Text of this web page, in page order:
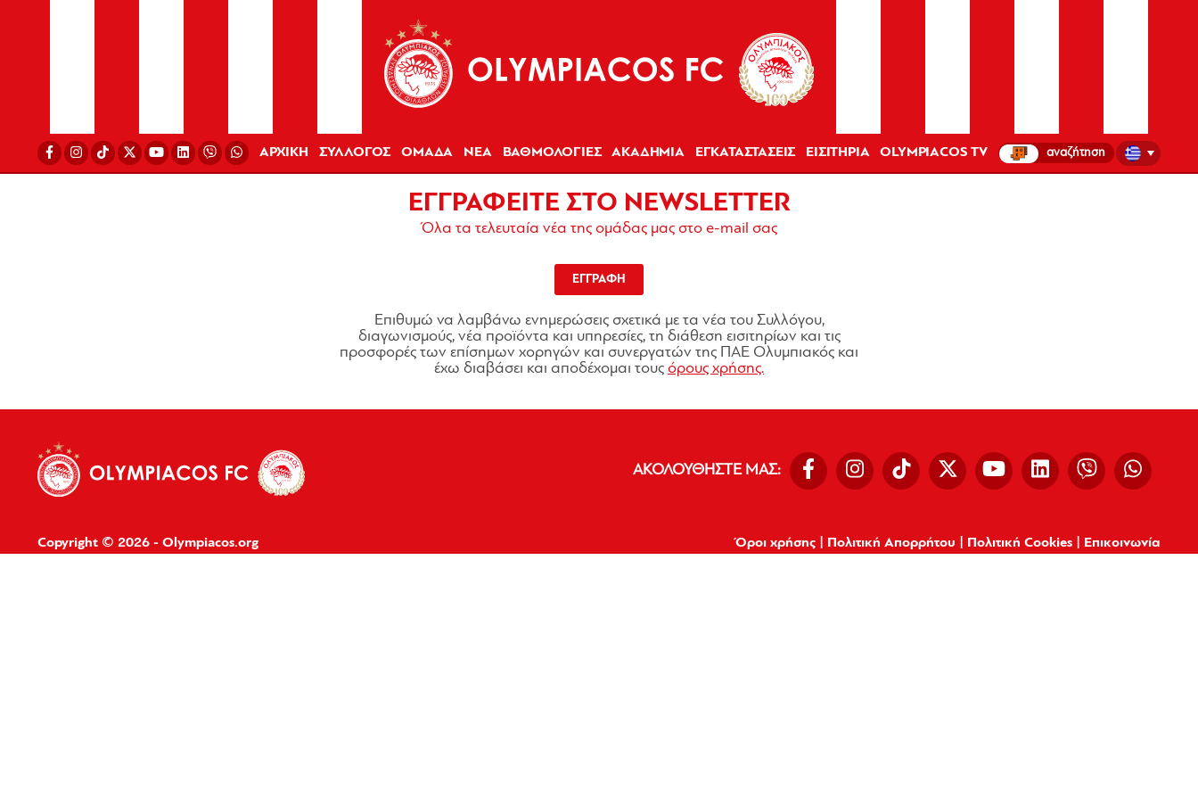
ΑΡΧΙΚΗ ΣΥΛΛΟΓΟΣ ΟΜΑΔΑ ΝΕΑ ΒΑΘΜΟΛΟΓΙΕΣ ΑΚΑΔΗΜΙΑ ΕΓΚΑΤΑΣΤΑΣΕΙΣ ΕΙΣΙΤΗΡΙΑ OLYMPIACOS TV
ΕΓΓΡΑΦΕΙΤΕ ΣΤΟ NEWSLETTER
Όλα τα τελευταία νέα της ομάδας μας στο e-mail σας
ΕΓΓΡΑΦΗ
Επιθυμώ να λαμβάνω ενημερώσεις σχετικά με τα νέα του Συλλόγου,
διαγωνισμούς, νέα προϊόντα και υπηρεσίες, τη διάθεση εισιτηρίων και τις
προσφορές των επίσημων χορηγών και συνεργατών της ΠΑΕ Ολυμπιακός και
έχω διαβάσει και αποδέχομαι τους όρους χρήσης.
ΑΚΟΛΟΥΘΗΣΤΕ ΜΑΣ:
Copyright © 2026 - Olympiacos.org Όροι χρήσης Πολιτική Απορρήτου Πολιτική Cookies Επικοινωνία